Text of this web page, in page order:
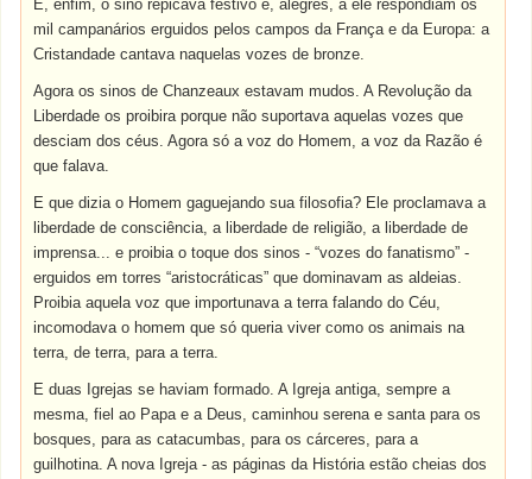
E, enfim, o sino repicava festivo e, alegres, a ele respondiam os
mil campanários erguidos pelos campos da França e da Europa: a
Cristandade cantava naquelas vozes de bronze.
Agora os sinos de Chanzeaux estavam mudos. A Revolução da
Liberdade os proibira porque não suportava aquelas vozes que
desciam dos céus. Agora só a voz do Homem, a voz da Razão é
que falava.
E que dizia o Homem gaguejando sua filosofia? Ele proclamava a
liberdade de consciência, a liberdade de religião, a liberdade de
imprensa... e proibia o toque dos sinos - “vozes do fanatismo” -
erguidos em torres “aristocráticas” que dominavam as aldeias.
Proibia aquela voz que importunava a terra falando do Céu,
incomodava o homem que só queria viver como os animais na
terra, de terra, para a terra.
E duas Igrejas se haviam formado. A Igreja antiga, sempre a
mesma, fiel ao Papa e a Deus, caminhou serena e santa para os
bosques, para as catacumbas, para os cárceres, para a
guilhotina. A nova Igreja - as páginas da História estão cheias dos